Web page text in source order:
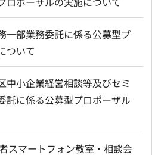
一部業務委託に係る公募型プ
ついて
中小企業経営相談等及びセミ
託に係る公募型プロポーザル
スマートフォン教室・相談会